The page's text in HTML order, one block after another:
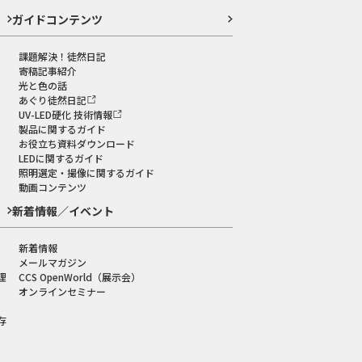
ガイドコンテンツ
課題解決！徒然日記
寄稿記事紹介
光と色の話
あぐり徒然日記
UV-LED硬化 技術情報
製品に関するガイド
お役立ち資料ダウンロード
LEDに関するガイド
照明選定・撮像に関するガイド
動画コンテンツ
新着情報／イベント
新着情報
メールマガジン
CCS OpenWorld（展示会）
オンラインセミナー